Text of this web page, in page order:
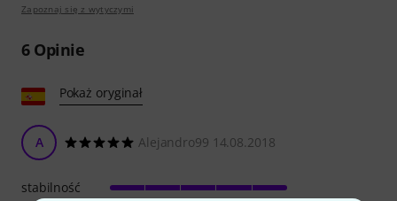
Zapoznaj się z wytyczymi
6Opinie
Pokaż oryginał
A Alejandro99 14.08.2018
stabilność